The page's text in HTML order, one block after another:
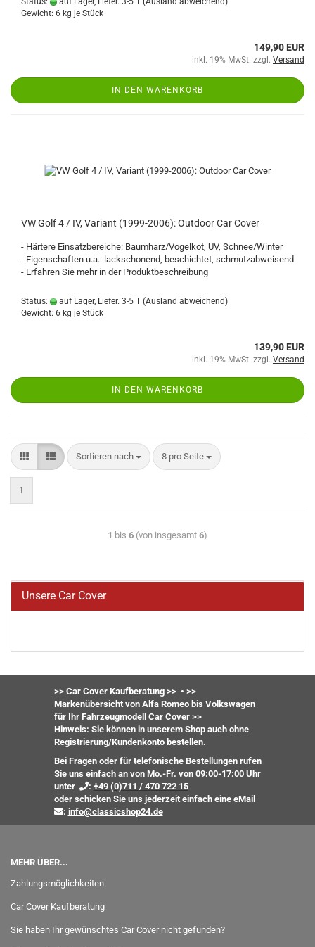
Gewicht: 6 kg je Stück
149,90 EUR
inkl. 19% MwSt. zzgl. Versand
IN DEN WARENKORB
VW Golf 4 / IV, Variant (1999-2006): Outdoor Car Cover
- Härtere Einsatzbereiche: Baumharz/Vogelkot, UV, Schnee/Winter
- Eigenschaften u.a.: lackschonend, beschichtet, schmutzabweisend
- Erfahren Sie mehr in der Produktbeschreibung
Status: auf Lager, Liefer. 3-5 T (Ausland abweichend)
Gewicht: 6 kg je Stück
139,90 EUR
inkl. 19% MwSt. zzgl. Versand
IN DEN WARENKORB
Sortieren nach 8 pro Seite
1
1 bis 6 (von insgesamt 6)
Unsere Car Cover
>> Car Cover Kaufberatung >> • >>
Markenübersicht von Alfa Romeo bis Volkswagen
für Ihr Fahrzeugmodell Car Cover >>
Hinweis: Sie können in unserem Shop auch ohne
Registrierung/Kundenkonto bestellen.
Bei Fragen oder für telefonische Bestellungen rufen
Sie uns einfach an von Mo.-Fr. von 09:00-17:00 Uhr
unter
: +49 (0)711 / 470 722 15
oderschicken Sie uns jederzeit einfach eine eMail
: info@classicshop24.de
MEHR ÜBER...
Zahlungsmöglichkeiten
Car Cover Kaufberatung
Sie haben Ihr gewünschtes Car Cover nicht gefunden?